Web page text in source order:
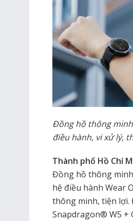
Đồng hồ thông
điều hành, vi xử lý,
Thành phố Hồ Chí
Đồng hồ thông
hệ điều hành Wear
thông minh, tiện lợi.
Snapdragon® W5 +